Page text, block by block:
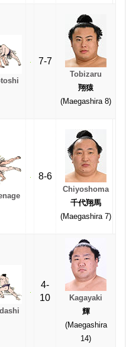
7-7
Tobizaru
翔猿
(Maegashira 8)
8-6
Chiyoshoma
千代翔馬
(Maegashira 7)
4-
10
Kagayaki
輝
(Maegashira
14)